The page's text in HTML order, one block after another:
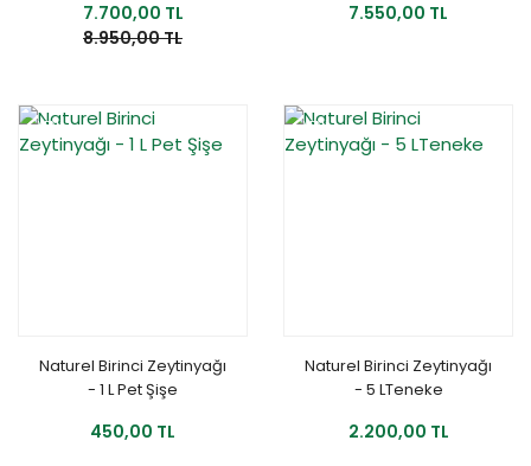
7.700,00 TL
8.950,00 TL
7.550,00 TL
YENİ
Naturel Birinci Zeytinyağı
- 1 L Pet Şişe
450,00 TL
YENİ
Naturel Birinci Zeytinyağı
- 5 LTeneke
2.200,00 TL